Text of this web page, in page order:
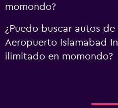
momondo?
¿Puedo buscar autos de
Aeropuerto Islamabad
ilimitado en momondo?